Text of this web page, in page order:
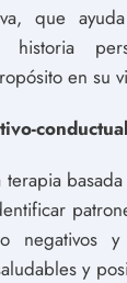
que
historia
en su
terapia
negativos
y